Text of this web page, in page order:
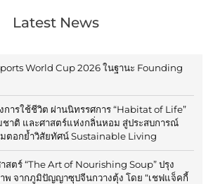
Latest News
World Cup 2026 ในฐานะ Founding
ารใช้ชีวิต ผ่านนิทรรศการ “Habitat of Life”
ชาติ และศาสตร์แห่งกลิ่นหอม สู่ประสบการณ์
ตอกย้ำวิสัยทัศน์ Sustainable Living
สตร์ “The Art of Nourishing Soup” ปรุง
พ จากภูมิปัญญาซุปจีนกวางตุ้ง โดย “เชฟแจ็คกี้